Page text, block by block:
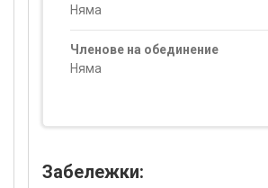
Няма
Членове на обединение
Няма
Забележки: